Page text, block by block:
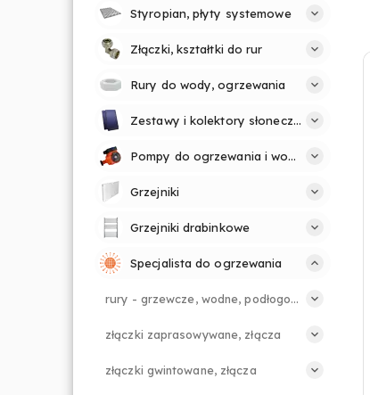
Styropian, płyty systemowe
Złączki, kształtki do rur
Rury do wody, ogrzewania
Zestawy i kolektory słoneczne
Pompy do ogrzewania i wody
Grzejniki
Grzejniki drabinkowe
Specjalista do ogrzewania
rury - grzewcze, wodne, podłogowe.
złączki zaprasowywane, złącza
złączki gwintowane, złącza